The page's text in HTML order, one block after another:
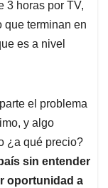
3 horas por TV,
que terminan en
es a nivel
el problema
y algo
¿a qué precio?
sin entender
oportunidad a